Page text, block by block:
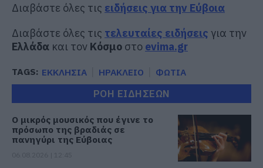
Διαβάστε όλες τις ειδήσεις για την Εύβοια
Διαβάστε όλες τις τελευταίες ειδήσεις για την
Ελλάδα και τον Κόσμο στο evima.gr
TAGS: ΕΚΚΛΗΣΙΑ ΗΡΑΚΛΕΙΟ ΦΩΤΙΑ
ΡΟΗ ΕΙΔΗΣΕΩΝ
Ο μικρός μουσικός που έγινε το
πρόσωπο της βραδιάς σε
πανηγύρι της Εύβοιας